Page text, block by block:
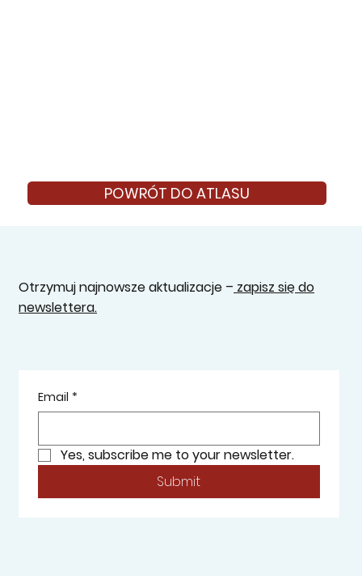
POWRÓT DO ATLASU
Otrzymuj najnowsze aktualizacje – zapisz się do
newslettera.
Email *
Yes, subscribe me to your newsletter.
Submit